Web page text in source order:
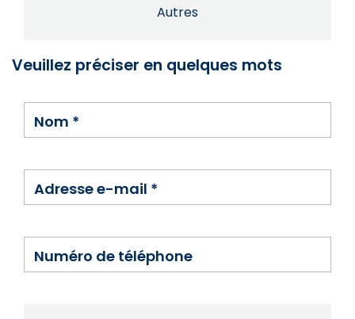
Autres
Veuillez préciser en quelques mots
Nom *
Adresse e-mail *
Numéro de téléphone